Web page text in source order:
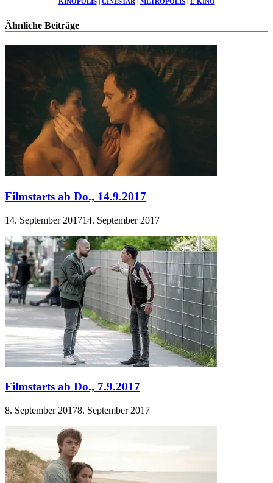
Ähnliche Beiträge
Filmstarts ab Do., 14.9.2017
14. September 201714. September 2017
Filmstarts ab Do., 7.9.2017
8. September 20178. September 2017